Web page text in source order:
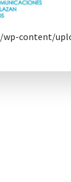
wp-content/